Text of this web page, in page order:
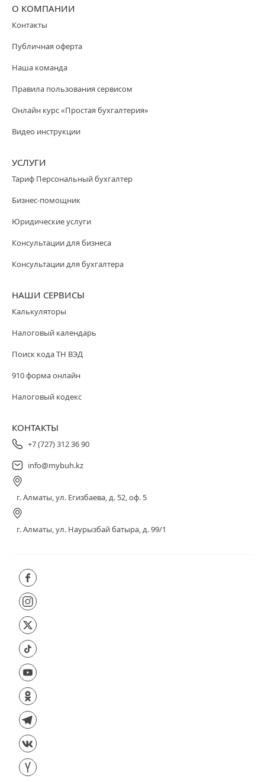
О КОМПАНИИ
Контакты
Публичная оферта
Наша команда
Правила пользования сервисом
Онлайн курс «Простая бухгалтерия»
Видео инструкции
УСЛУГИ
Тариф Персональный бухгалтер
Бизнес-помощник
Юридические услуги
Консультации для бизнеса
Консультации для бухгалтера
НАШИ СЕРВИСЫ
Калькуляторы
Налоговый календарь
Поиск кода ТН ВЭД
910 форма онлайн
Налоговый кодекс
КОНТАКТЫ
+7 (727) 312 36 90
info@mybuh.kz
г. Алматы, ул. Егизбаева, д. 52, оф. 5
г. Алматы, ул. Наурызбай батыра, д. 99/1